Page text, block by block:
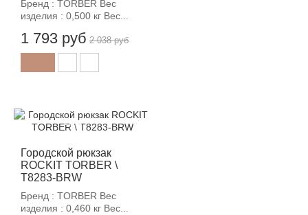
Бренд : TORBER Вес
изделия : 0,500 кг Вес...
1 793 руб 2 038 руб
Городской рюкзак
ROCKIT TORBER \
T8283-BRW
Бренд : TORBER Вес
изделия : 0,460 кг Вес...
-12%